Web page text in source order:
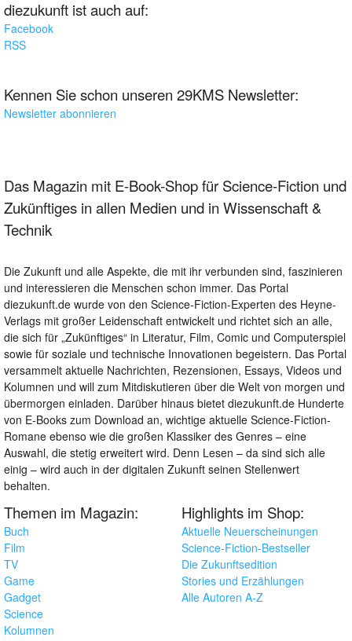
diezukunft ist auch auf:
Facebook
RSS
Kennen Sie schon unseren 29KMS Newsletter:
Newsletter abonnieren
Das Magazin mit E-Book-Shop für Science-Fiction und
Zukünftiges in allen Medien und in Wissenschaft &
Technik
Die Zukunft und alle Aspekte, die mit ihr verbunden sind, faszinieren
und interessieren die Menschen schon immer. Das Portal
diezukunft.de wurde von den Science-Fiction-Experten des Heyne-
Verlags mit großer Leidenschaft entwickelt und richtet sich an alle,
die sich für „Zukünftiges“ in Literatur, Film, Comic und Computerspiel
sowie für soziale und technische Innovationen begeistern. Das Portal
versammelt aktuelle Nachrichten, Rezensionen, Essays, Videos und
Kolumnen und will zum Mitdiskutieren über die Welt von morgen und
übermorgen einladen. Darüber hinaus bietet diezukunft.de Hunderte
von E-Books zum Download an, wichtige aktuelle Science-Fiction-
Romane ebenso wie die großen Klassiker des Genres – eine
Auswahl, die stetig erweitert wird. Denn Lesen – da sind sich alle
einig – wird auch in der digitalen Zukunft seinen Stellenwert
behalten.
Themen im Magazin:
Buch
Film
TV
Game
Gadget
Science
Kolumnen
Highlights im Shop:
Aktuelle Neuerscheinungen
Science-Fiction-Bestseller
Die Zukunftsedition
Stories und Erzählungen
Alle Autoren A-Z